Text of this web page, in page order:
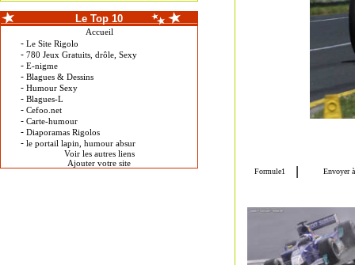
Le Top 10
Accueil
- Le Site Rigolo
- 780 Jeux Gratuits, drôle, Sexy
- E-nigme
- Blagues & Dessins
- Humour Sexy
- Blagues-L
- Cefoo.net
- Carte-humour
- Diaporamas Rigolos
- le portail lapin, humour absur
Voir les autres liens
Ajouter votre site